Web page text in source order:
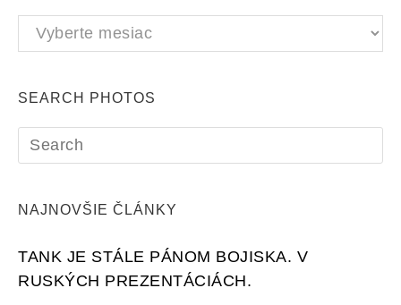
Archív
SEARCH PHOTOS
NAJNOVŠIE ČLÁNKY
TANK JE STÁLE PÁNOM BOJISKA. V
RUSKÝCH PREZENTÁCIÁCH.